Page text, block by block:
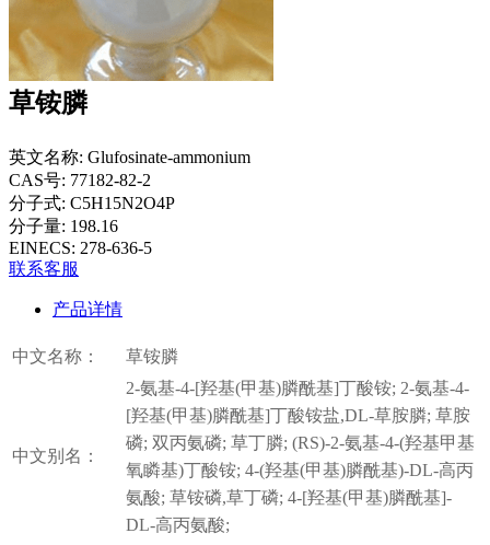
草铵膦
英文名称: Glufosinate-ammonium
CAS号: 77182-82-2
分子式: C5H15N2O4P
分子量: 198.16
EINECS: 278-636-5
联系客服
产品详情
中文名称： 草铵膦
中文别名：
2-氨基-4-[羟基(甲基)膦酰基]丁酸铵; 2-氨基-4-
[羟基(甲基)膦酰基]丁酸铵盐,DL-草胺膦; 草胺
磷; 双丙氨磷; 草丁膦; (RS)-2-氨基-4-(羟基甲基
氧瞵基)丁酸铵; 4-(羟基(甲基)膦酰基)-DL-高丙
氨酸; 草铵磷,草丁磷; 4-[羟基(甲基)膦酰基]-
DL-高丙氨酸;